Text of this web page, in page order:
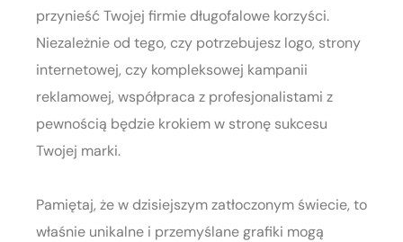
przynieść Twojej firmie długofalowe korzyści.
Niezależnie od tego, czy potrzebujesz logo, strony
internetowej, czy kompleksowej kampanii
reklamowej, współpraca z profesjonalistami z
pewnością będzie krokiem w stronę sukcesu
Twojej marki.
Pamiętaj, że w dzisiejszym zatłoczonym świecie, to
właśnie unikalne i przemyślane grafiki mogą